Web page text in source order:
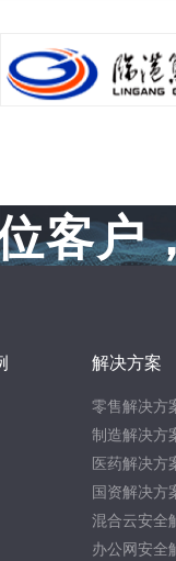
客户
解决方案
零售解决方
制造解决方
医药解决方
国资解决方
混合云安全
办公网安全